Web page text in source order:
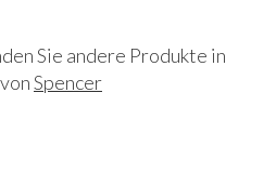
Sie andere Produkte in
Spencer